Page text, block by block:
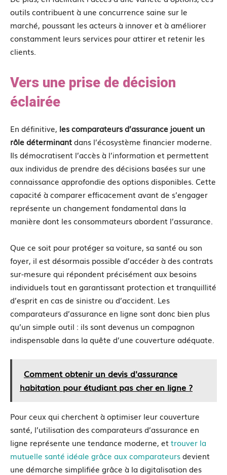
outils contribuent à une concurrence saine sur le
marché, poussant les acteurs à innover et à améliorer
constamment leurs services pour attirer et retenir les
clients.
Vers une prise de décision
éclairée
En définitive, les comparateurs d’assurance jouent un
rôle déterminantdans l’écosystème financier moderne.
Ils démocratisent l’accès à l’information et permettent
aux individus de prendre des décisions basées sur une
connaissance approfondie des options disponibles. Cette
capacité à comparer efficacement avant de s’engager
représente un changement fondamental dans la
manière dont les consommateurs abordent l’assurance.
Que ce soit pour protéger sa voiture, sa santé ou son
foyer, il est désormais possible d’accéder à des contrats
sur-mesure qui répondent précisément aux besoins
individuels tout en garantissant protection et tranquillité
d’esprit en cas de sinistre ou d’accident. Les
comparateurs d’assurance en ligne sont donc bien plus
qu’un simple outil : ils sont devenus un compagnon
indispensable dans la quête d’une couverture adéquate.
Comment obtenir un devis d'assurance
habitation pour étudiant pas cher en ligne ?
Pour ceux qui cherchent à optimiser leur couverture
santé, l’utilisation des comparateurs d’assurance en
ligne représente une tendance moderne, ettrouver la
mutuelle santé idéale grâce aux comparateursdevient
une démarche simplifiée grâce à la digitalisation des